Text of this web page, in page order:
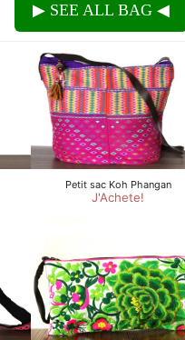
SEE ALL BAG